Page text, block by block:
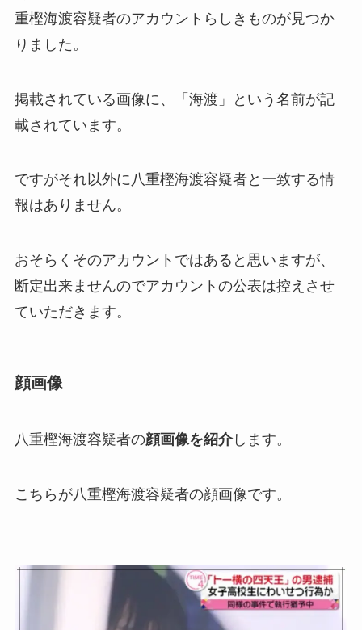
重樫海渡容疑者のアカウントらしきものが見つか
りました。
掲載されている画像に、「海渡」という名前が記
載されています。
ですがそれ以外に八重樫海渡容疑者と一致する情
報はありません。
おそらくそのアカウントではあると思いますが、
断定出来ませんのでアカウントの公表は控えさせ
ていただきます。
顔画像
八重樫海渡容疑者の顔画像を紹介します。
こちらが八重樫海渡容疑者の顔画像です。